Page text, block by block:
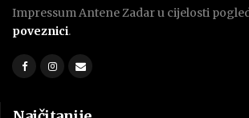
Impressum Antene Zadar u cijelosti
poveznici.